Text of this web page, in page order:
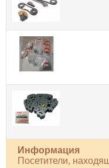
Информация
Посетители,